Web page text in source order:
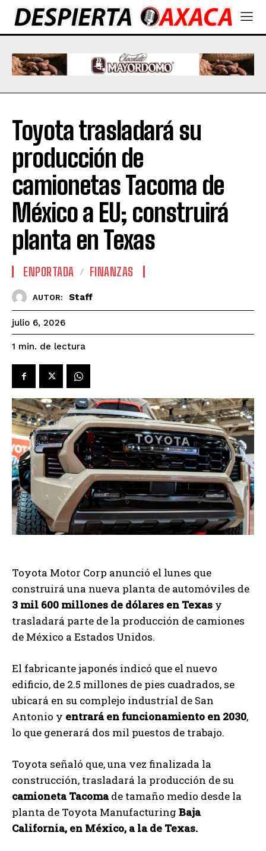
Toyota trasladará su
producción de
camionetas Tacoma de
México a EU; construirá
planta en Texas
ENPORTADA FINANZAS
AUTOR: Staff
julio 6, 2026
1 min. de lectura
Toyota Motor Corp anunció el lunes que
construirá una nueva planta de automóviles de
3 mil 600 millones de dólares en Texas y
trasladará parte de la producción de camiones
de México a Estados Unidos.
El fabricante japonés indicó que el nuevo
edificio, de 2.5 millones de pies cuadrados, se
ubicará en su complejo industrial de San
Antonio y entrará en funcionamiento en 2030,
lo que generará dos mil puestos de trabajo.
Toyota señaló que, una vez finalizada la
construcción, trasladará la producción de su
camioneta Tacomade tamaño medio desde la
planta de Toyota Manufacturing Baja
California, en México, a la de Texas.